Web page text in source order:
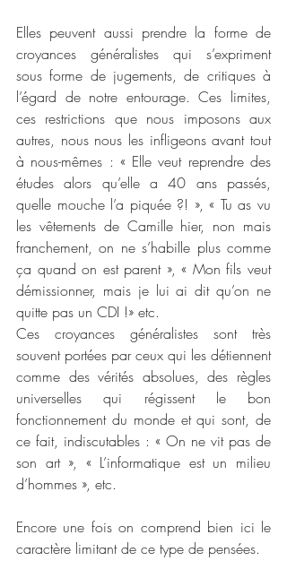
Elles peuvent aussi prendre la forme de
croyances généralistes qui s’expriment
sous forme de jugements, de critiques à
l’égard de notre entourage. Ces limites,
ces restrictions que nous imposons aux
autres, nous nous les infligeons avant tout
à nous-mêmes : « Elle veut reprendre des
études alors qu’elle a 40 ans passés,
quelle mouche l’a piquée ?! », « Tu as vu
les vêtements de Camille hier, non mais
franchement, on ne s’habille plus comme
ça quand on est parent », « Mon fils veut
démissionner, mais je lui ai dit qu’on ne
quitte pas un CDI !» etc.
Ces croyances généralistes sont très
souvent portées par ceux qui les détiennent
comme des vérités absolues, des règles
universelles qui régissent le bon
fonctionnement du monde et qui sont, de
ce fait, indiscutables : « On ne vit pas de
son art », « L’informatique est un milieu
d’hommes », etc.
Encore une fois on comprend bien ici le
caractère limitant de ce type de pensées.